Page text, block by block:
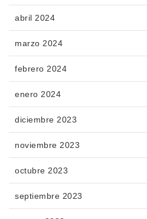
abril 2024
marzo 2024
febrero 2024
enero 2024
diciembre 2023
noviembre 2023
octubre 2023
septiembre 2023